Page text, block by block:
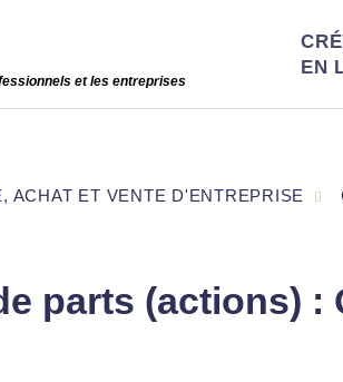
et les entreprises
EN
parts (actions) :
ACHAT ET VENTE D'ENTREPRISE